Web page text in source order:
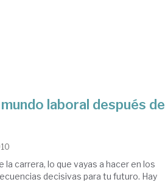
laboral después de
carrera, lo que vayas a hacer en los
decisivas para tu futuro. Hay